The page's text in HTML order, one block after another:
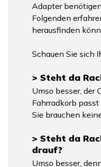
Adapter
Folgenden
herausfinden
Schauen Sie sich
> Steht da
Umso besser, der
Fahrradkorb
Sie brauchen
> Steht da
drauf?
Umso besser,